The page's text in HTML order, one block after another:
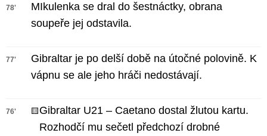
78'
MIkulenka se dral do šestnáctky, obrana
soupeře jej odstavila.
77'
Gibraltar je po delší době na útočné polovině. K
vápnu se ale jeho hráči nedostávají.
76' 🟨Gibraltar U21 – Caetano dostal žlutou kartu.
Rozhodčí mu sečetl předchozí drobné